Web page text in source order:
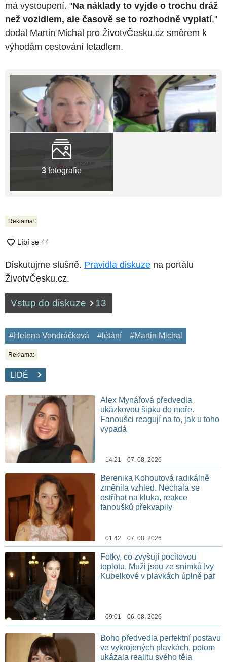
má vystoupení. "Na náklady to vyjde o trochu dráž
než vozidlem, ale časově se to rozhodně vyplatí,"
dodal Martin Michal pro ŽivotvČesku.cz směrem k
výhodám cestování letadlem.
3 fotografie
Reklama:
Diskutujme slušně. Pravidla diskuze na portálu
ŽivotvČesku.cz.
Vstup do diskuze 13
#Helena Vondráčková #létání #Martin Michal
Reklama:
LIDÉ
Alex Mynářová předvedla
ukázkovou šipku do moře.
Fanoušci reagují na to, jak u toho
vypadá
14:21 07. 08. 2026
Berenika Kohoutová radikálně
změnila vzhled. Nechala se
ostříhat na kluka, reakce
fanoušků překvapily
01:42 07. 08. 2026
Fotky, co zvyšují pocitovou
teplotu. Muži jsou ze snímků Ivy
Kubelkové v plavkách úplně paf
09:01 06. 08. 2026
Boho předvedla perfektní postavu
ve vykrojených plavkách, potom
ukázala realitu svého těla